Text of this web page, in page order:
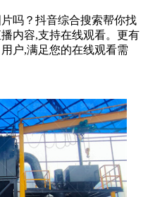
吗？抖音综合搜索帮你找
内容,支持在线观看。更有
户,满足您的在线观看需